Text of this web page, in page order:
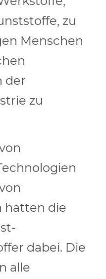
zu
Menschen
der
zu
hatten die
dabei. Die
alle